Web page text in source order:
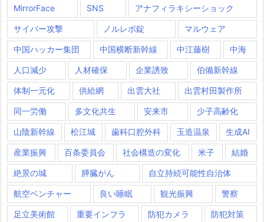
MirrorFace SNS アナフィラキシーショック
サイバー攻撃 ノルレボ錠 マルウェア
中国ハッカー集団 中国横断新幹線 中江藤樹 中海
人口減少 人材確保 企業誘致 伯備新幹線
体制一元化 供給網 出雲大社 出雲村田製作所
同一労働 多文化共生 安来市 少子高齢化
山陰新幹線 松江城 歯科口腔外科 玉造温泉 生成AI
産業振興 百条委員会 社会構造の変化 米子 結婚
絶景の城 膵臓がん 自立持続可能性自治体
航空ベンチャー 良い睡眠 観光振興 警察
足立美術館 重要インフラ 防犯カメラ 防犯対策